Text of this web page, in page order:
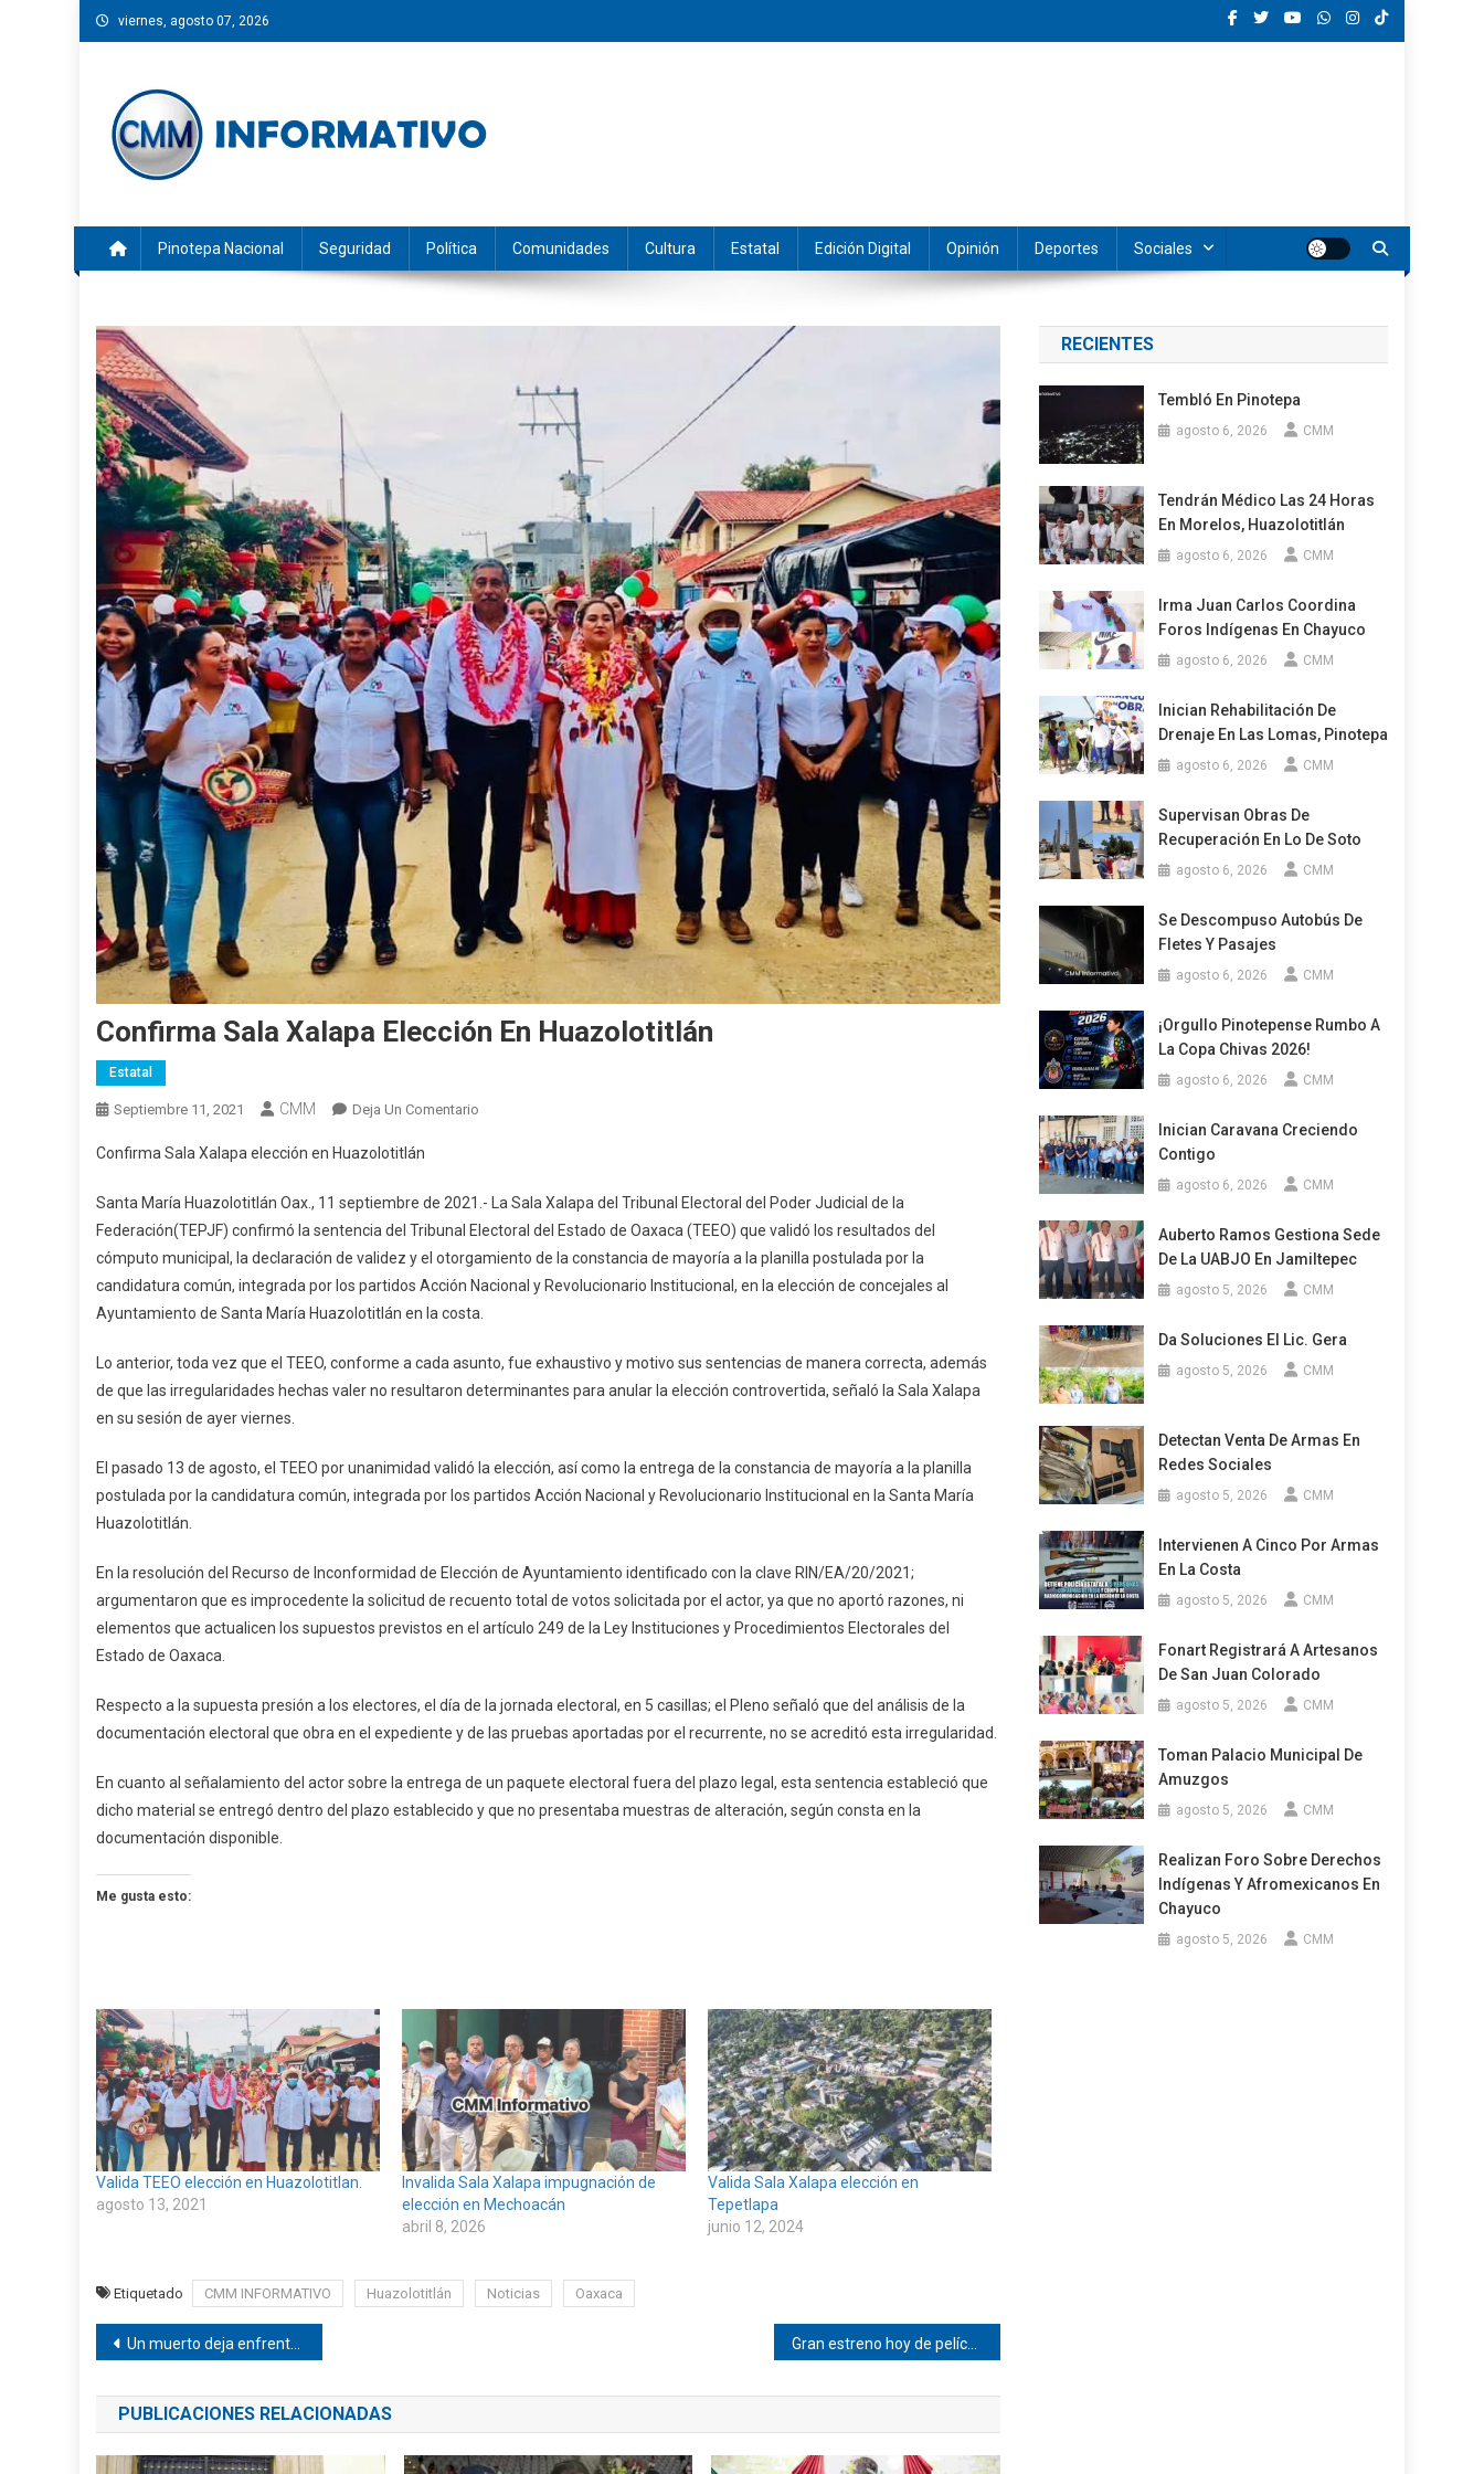
Saltar
al
viernes, agosto 07, 2026
Pinotepa Nacional Seguridad Política Comunidades Cultura Estatal Edición Digital Opinión Deportes Sociales
Confirma Sala Xalapa Elección En Huazolotitlán
Estatal
Septiembre 11, 2021 CMM Deja Un Comentario
Elección
En
Huazolotitlán
Confirma Sala Xalapa elección en Huazolotitlán
Santa María Huazolotitlán Oax., 11 septiembre de 2021.- La Sala Xalapa del Tribunal Electoral del Poder Judicial de la
Federación(TEPJF) confirmó la sentencia del Tribunal Electoral del Estado de Oaxaca (TEEO) que validó los resultados del
cómputo municipal, la declaración de validez y el otorgamiento de la constancia de mayoría a la planilla postulada por la
candidatura común, integrada por los partidos Acción Nacional y Revolucionario Institucional, en la elección de concejales al
Ayuntamiento de Santa María Huazolotitlán en la costa.
Lo anterior, toda vez que el TEEO, conforme a cada asunto, fue exhaustivo y motivo sus sentencias de manera correcta, además
de que las irregularidades hechas valer no resultaron determinantes para anular la elección controvertida, señaló la Sala Xalapa
en su sesión de ayer viernes.
El pasado 13 de agosto, el TEEO por unanimidad validó la elección, así como la entrega de la constancia de mayoría a la planilla
postulada por la candidatura común, integrada por los partidos Acción Nacional y Revolucionario Institucional en la Santa María
Huazolotitlán.
En la resolución del Recurso de Inconformidad de Elección de Ayuntamiento identificado con la clave RIN/EA/20/2021;
argumentaron que es improcedente la solicitud de recuento total de votos solicitada por el actor, ya que no aportó razones, ni
elementos que actualicen los supuestos previstos en el artículo 249 de la Ley Instituciones y Procedimientos Electorales del
Estado de Oaxaca.
Respecto a la supuesta presión a los electores, el día de la jornada electoral, en 5 casillas; el Pleno señaló que del análisis de la
documentación electoral que obra en el expediente y de las pruebas aportadas por el recurrente, no se acreditó esta irregularidad.
En cuanto al señalamiento del actor sobre la entrega de un paquete electoral fuera del plazo legal, esta sentencia estableció que
dicho material se entregó dentro del plazo establecido y que no presentaba muestras de alteración, según consta en la
documentación disponible.
Me gusta esto:
Valida TEEO elección en Huazolotitlan.
agosto 13, 2021
Invalida Sala Xalapa impugnación de
elección en Mechoacán
abril 8, 2026
Valida Sala Xalapa elección en
Tepetlapa
junio 12, 2024
Etiquetado CMM INFORMATIVO Huazolotitlán Noticias Oaxaca
Navegación
de
entradas
Un muerto deja enfrentamiento entre civiles y AEI en Ixcapa.
PUBLICACIONES RELACIONADAS
RECIENTES
Tembló En Pinotepa
agosto 6, 2026 CMM
Tendrán Médico Las 24 Horas
En Morelos, Huazolotitlán
agosto 6, 2026 CMM
Irma Juan Carlos Coordina
Foros Indígenas En Chayuco
agosto 6, 2026 CMM
Inician Rehabilitación De
Drenaje En Las Lomas, Pinotepa
agosto 6, 2026 CMM
Supervisan Obras De
Recuperación En Lo De Soto
agosto 6, 2026 CMM
Se Descompuso Autobús De
Fletes Y Pasajes
agosto 6, 2026 CMM
¡Orgullo Pinotepense Rumbo A
La Copa Chivas 2026!
agosto 6, 2026 CMM
Inician Caravana Creciendo
Contigo
agosto 6, 2026 CMM
Auberto Ramos Gestiona Sede
De La UABJO En Jamiltepec
agosto 5, 2026 CMM
Da Soluciones El Lic. Gera
agosto 5, 2026 CMM
Detectan Venta De Armas En
Redes Sociales
agosto 5, 2026 CMM
Intervienen A Cinco Por Armas
En La Costa
agosto 5, 2026 CMM
Fonart Registrará A Artesanos
De San Juan Colorado
agosto 5, 2026 CMM
Toman Palacio Municipal De
Amuzgos
agosto 5, 2026 CMM
Realizan Foro Sobre Derechos
Indígenas Y Afromexicanos En
Chayuco
agosto 5, 2026 CMM